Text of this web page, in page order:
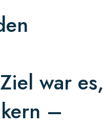
war es,
–